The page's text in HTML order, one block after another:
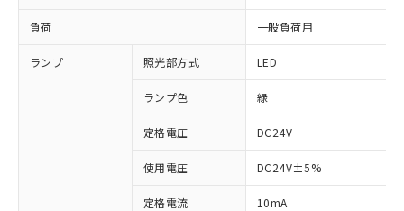
負荷 一般負荷用
ランプ 照光部方式 LED
ランプ色 緑
定格電圧 DC24V
使用電圧 DC24V±5%
定格電流 10mA